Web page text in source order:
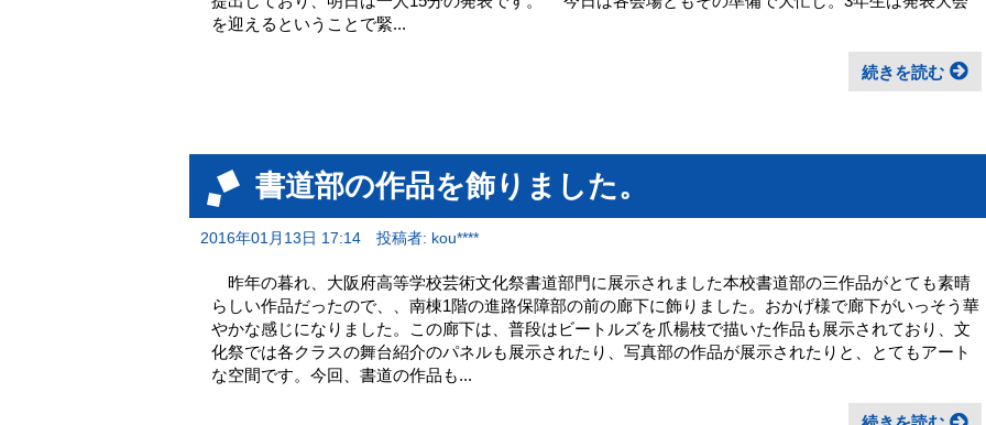
を迎えるということで緊...
続きを読む
書道部の作品を飾りました。
2016年01月13日 17:14 投稿者: kou****
昨年の暮れ、大阪府高等学校芸術文化祭書道部門に展示されました本校書道部の三作品がとても素晴
らしい作品だったので、、南棟1階の進路保障部の前の廊下に飾りました。おかげ様で廊下がいっそう華
やかな感じになりました。この廊下は、普段はビートルズを爪楊枝で描いた作品も展示されており、文
化祭では各クラスの舞台紹介のパネルも展示されたり、写真部の作品が展示されたりと、とてもアート
な空間です。今回、書道の作品も...